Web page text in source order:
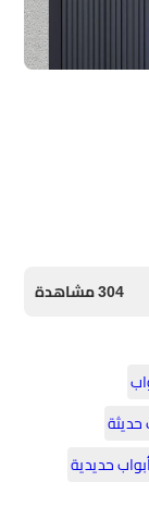
304 مشاهدة
حديثة
حديدية